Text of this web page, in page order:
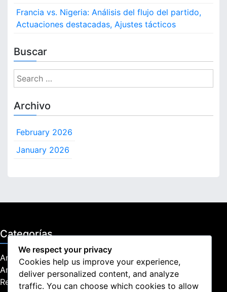
Francia vs. Nigeria: Análisis del flujo del partido,
Actuaciones destacadas, Ajustes tácticos
Buscar
S
e
r
h
Archivo
February 2026
January 2026
Categorías
Análisis del partido
Análisis Táctico
Rendimiento del Jugador
We respect your privacy
Cookies help us improve your experience,
deliver personalized content, and analyze
traffic. You can choose which cookies to allow